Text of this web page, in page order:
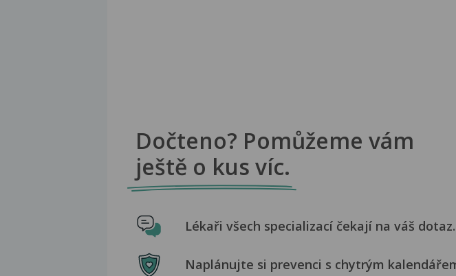
Dočteno? Pomůžeme vám
ještě o kus víc.
Lékaři všech specializací čekají na váš dotaz.
Naplánujte si prevenci s chytrým